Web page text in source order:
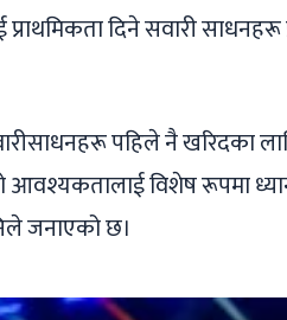
दिने सवारी साधनहरू
पहिले नै
विशेष रूपमा
जनाएको छ।